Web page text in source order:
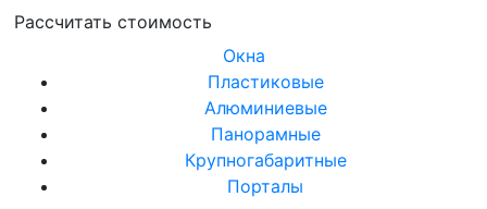
Окна
Пластиковые
Алюминиевые
Панорамные
Крупногабаритные
Порталы